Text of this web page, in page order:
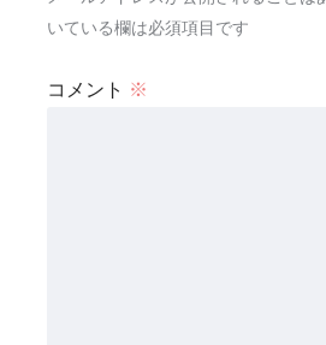
いている欄は必須項目です
コメント ※